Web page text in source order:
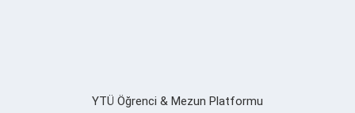
YTÜ Öğrenci & Mezun Platformu